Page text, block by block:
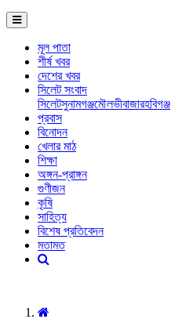
মূল পাতা
শীর্ষ খবর
দেশের খবর
সিলেট সংবাদ
সিলেটসুনামগঞ্জমৌলভীবাজারহবিগঞ্জ
প্রবাস
বিনোদন
খেলার মাঠ
শিক্ষা
অঙ্গন-প্রাঙ্গন
গুণীজন
কৃষি
সাহিত্য
বিশেষ প্রতিবেদন
মতামত